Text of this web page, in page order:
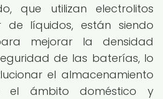
que utilizan electrolitos
de líquidos, están siendo
mejorar la densidad
de las baterías, lo
el almacenamiento
el ámbito doméstico y